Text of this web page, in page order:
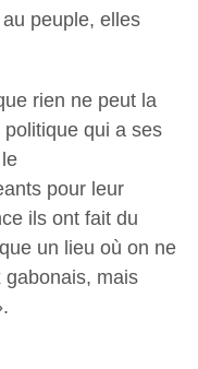
peuple, elles
rien ne peut la
politique qui a ses
pour leur
ils ont fait du
un lieu où on ne
gabonais, mais